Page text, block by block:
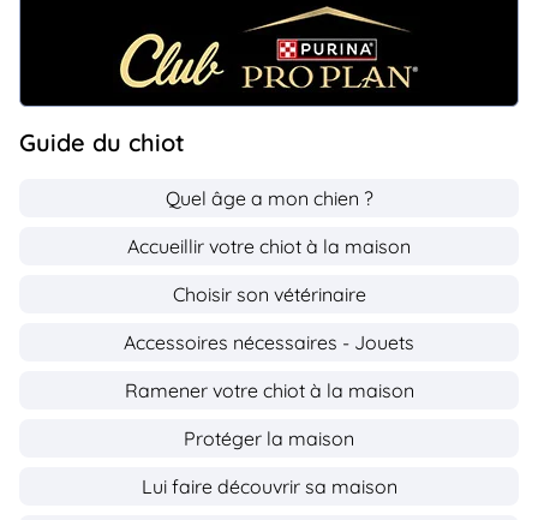
Guide du chiot
Quel âge a mon chien ?
Accueillir votre chiot à la maison
Choisir son vétérinaire
Accessoires nécessaires - Jouets
Ramener votre chiot à la maison
Protéger la maison
Lui faire découvrir sa maison